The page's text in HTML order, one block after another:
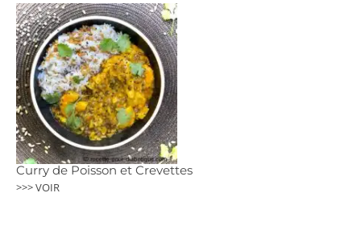
Curry de Poisson et Crevettes
>>> VOIR